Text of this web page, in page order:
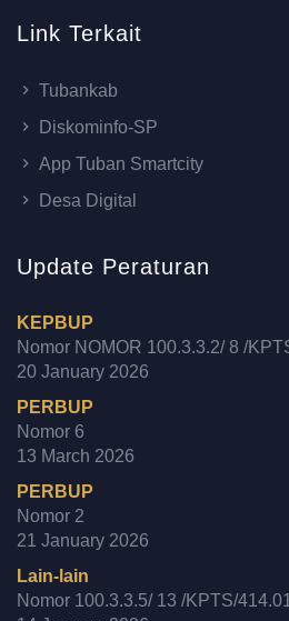
Link Terkait
Tubankab
Diskominfo-SP
App Tuban Smartcity
Desa Digital
Update Peraturan
KEPBUP
Nomor NOMOR 100.3.3.2/ 8 /
20 January 2026
PERBUP
Nomor 6
13 March 2026
PERBUP
Nomor 2
21 January 2026
Lain-lain
Nomor 100.3.3.5/ 13 /KPTS/